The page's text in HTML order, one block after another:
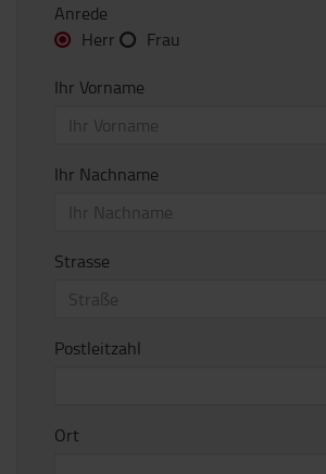
Anrede
Herr
Frau
Ihr Vorname
Ihr Nachname
Strasse
Postleitzahl
Ort